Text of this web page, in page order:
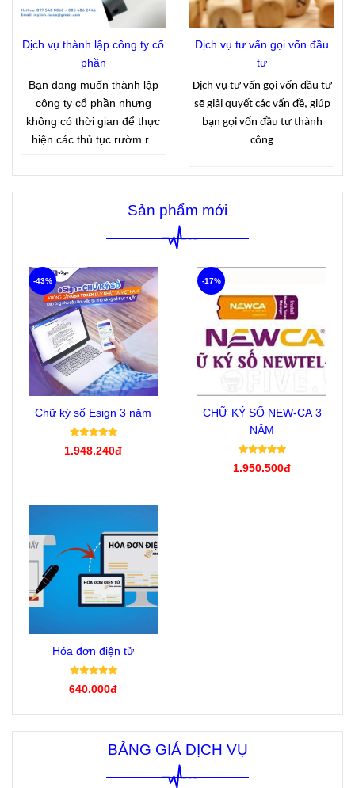
định tình hình kinh doanh
lý thuế theo quy định hiện
Dịch vụ thành lập công ty cổ
phần
Bạn đang muốn thành lập
công ty cổ phần nhưng
không có thời gian để thực
hiện các thủ tục rườm rà
kinh nghiệm cung cấp dịch
vụ thành lập công ty cổ phần
giúp khách hàng nhanh
Dịch vụ tư vấn gọi vốn đầu
tư
Dịch vụ tư vấn gọi vốn đầu tư
sẽ giải quyết các vấn đề, giúp
bạn gọi vốn đầu tư thành
công
Sản phẩm mới
Chữ ký số Esign 3 năm
1.948.240đ
-43%
CHỮ KÝ SỐ NEW-CA 3
NĂM
1.950.500đ
-17%
Hóa đơn điện tử
640.000đ
BẢNG GIÁ DỊCH VỤ